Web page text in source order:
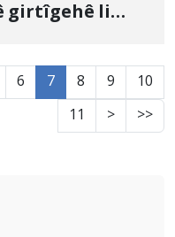
girtîgehê li
6 7 8 9
10
11
> >>